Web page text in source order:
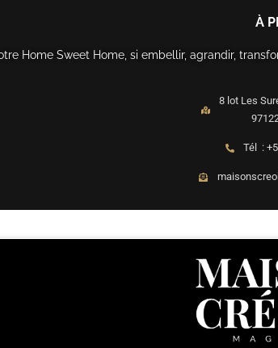
À
Home Sweet Home, si embellir, agrandir,
8 lot Les
Tél :